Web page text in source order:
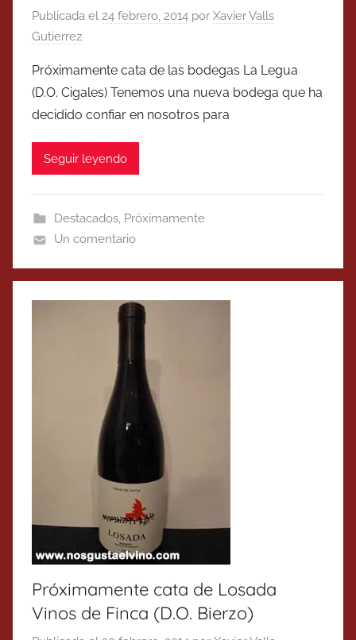
Publicada el 24 febrero, 2014 por Xavier Valls
Gutierrez
Próximamente cata de las bodegas La Legua
(D.O. Cigales) Tenemos una nueva bodega que ha
decidido confiar en nosotros para
Seguir leyendo
Destacados, Próximamente
Un comentario
Próximamente cata de Losada
Vinos de Finca (D.O. Bierzo)